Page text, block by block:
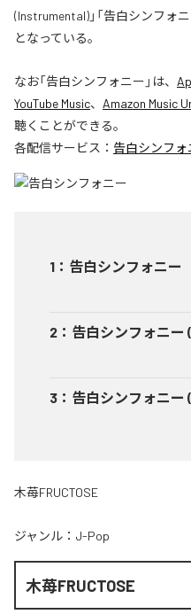
(Instrumental)」「告白シンフォ
となっている。
なお「告白シンフォニー 」は、
YouTube Music、 Amazon Music
聴くことができる。
各配信サービス： 告白シンフォ
1 ： 告白シンフォニー
2 ： 告白シンフォニ
3 ： 告白シンフォニ
木苺FRUCTOSE
ジャンル： J-Pop
木苺FRUCTOSE